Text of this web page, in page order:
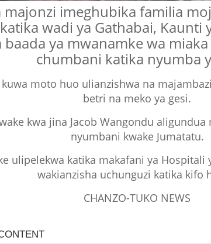
majonzi imeghubika familia
wadi ya Gathabai, Kaunti
baada ya mwanamke wa
chumbani katika nyumba
moto huo ulianzishwa na
betri na meko ya gesi.
kwa jina Jacob Wangondu aligundua
nyumbani kwake Jumatatu.
ulipelekwa katika makafani ya Hospitali
wakianzisha uchunguzi katika kifo
CHANZO-TUKO NEWS